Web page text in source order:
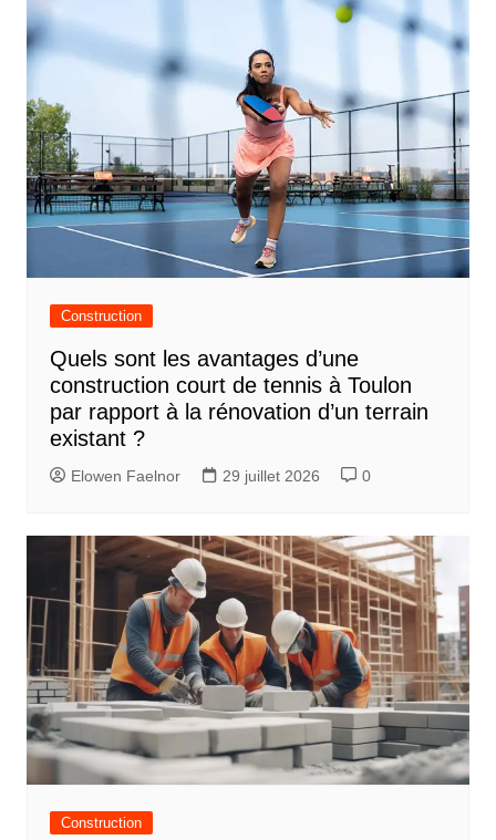
Construction
Quels sont les avantages d’une
construction court de tennis à Toulon
par rapport à la rénovation d’un terrain
existant ?
Elowen Faelnor 29 juillet 2026 0
Construction